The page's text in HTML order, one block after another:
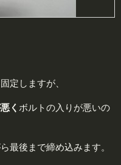
定しますが、
く ボルトの入りが悪いの
最後まで締め込みます。